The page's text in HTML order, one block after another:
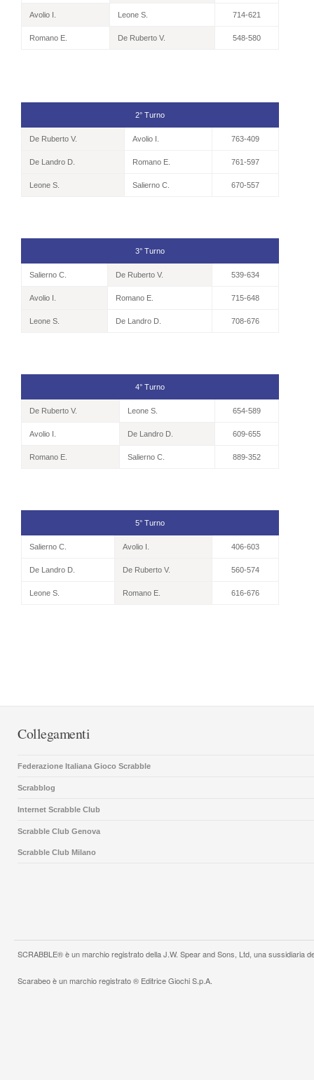
Avolio I. Leone S. 714-621
Romano E. De Ruberto V. 548-580
2° Turno
De Ruberto V. Avolio I. 763-409
De Landro D. Romano E. 761-597
Leone S. Salierno C. 670-557
3° Turno
Salierno C. De Ruberto V. 539-634
Avolio I. Romano E. 715-648
Leone S. De Landro D. 708-676
4° Turno
De Ruberto V. Leone S. 654-589
Avolio I. De Landro D. 609-655
Romano E. Salierno C. 889-352
5° Turno
Salierno C. Avolio I. 406-603
De Landro D. De Ruberto V. 560-574
Leone S. Romano E. 616-676
Collegamenti
Federazione Italiana Gioco Scrabble
Scrabblog
Internet Scrabble Club
Scrabble Club Genova
Scrabble Club Milano
SCRABBLE® è un marchio registrato della J.W. Spear and Sons, Ltd, una
Scarabeo è un marchio registrato ® Editrice Giochi S.p.A.